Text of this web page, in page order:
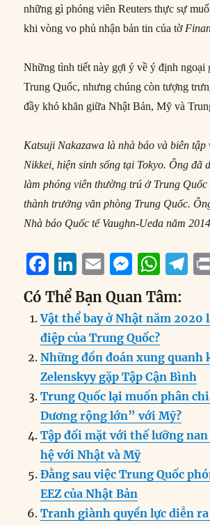
những gì phóng viên Reuters thực sự
khi vòng vo phủ nhận bản tin của tờ
Những tình tiết này gợi ý về ý định ngoại
Trung Quốc, nhưng chúng còn tượng
đầy khó khăn giữa Nhật Bản, Mỹ và
Katsuji Nakazawa là nhà báo và biên tập
Nikkei, hiện sinh sống tại Tokyo. Ông đã
làm phóng viên thường trú ở Trung
thành trưởng văn phòng Trung Quốc.
Nhà báo Quốc tế Vaughn-Ueda năm
F
a
c
e
b
o
o
k
Li
n
k
e
d
I
n
E
m
ai
l
M
e
ss
e
n
g
er
W
h
at
s
A
p
p
T
e
g
r
a
m
Có Thể Bạn Quan Tâm:
Vật thể bay ở Nhật năm 2020
điệp của Trung Quốc?
Những đồn đoán xung quanh
Zelenskyy gặp Tập Cận Bình
Trung Quốc lại muốn phân
Dương rộng lớn” với Mỹ?
Tập đối mặt với thế lưỡng
hệ với Nhật và Mỹ
Đằng sau việc Trung Quốc
EEZ của Nhật Bản
Tranh giành quyền lực diễn